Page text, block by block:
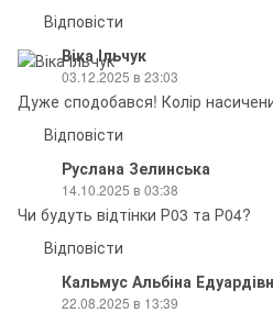
Відповісти
Віка Ільчук
03.12.2025 в 23:03
Дуже сподобався! Колір
Відповісти
Руслана Зелинська
14.10.2025 в 03:38
Чи будуть відтінки Р03 та Р04?
Відповісти
Кальмус Альбіна
22.08.2025 в 13:39